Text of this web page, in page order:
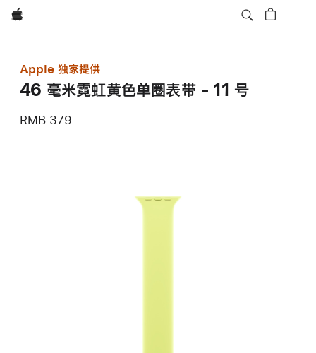
Apple
Apple 独家提供
46 毫米霓虹黄色单圈表带 - 11 号
RMB 379